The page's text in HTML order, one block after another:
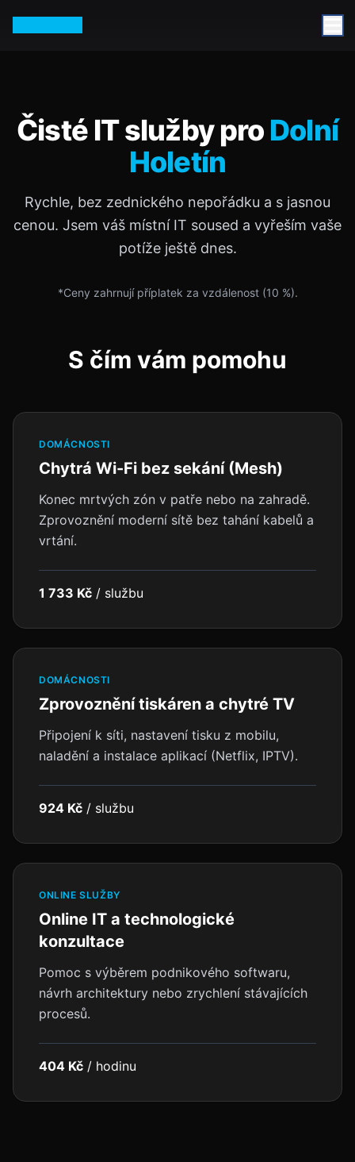
Čisté IT služby pro Dolní
Holetín
Rychle, bez zednického nepořádku a s jasnou
cenou. Jsem váš místní IT soused a vyřeším vaše
potíže ještě dnes.
*Ceny zahrnují příplatek za vzdálenost (10 %).
S čím vám pomohu
DOMÁCNOSTI
Chytrá Wi-Fi bez sekání (Mesh)
Konec mrtvých zón v patře nebo na zahradě.
Zprovoznění moderní sítě bez tahání kabelů a
vrtání.
1 733 Kč / službu
DOMÁCNOSTI
Zprovoznění tiskáren a chytré TV
Připojení k síti, nastavení tisku z mobilu,
naladění a instalace aplikací (Netflix, IPTV).
924 Kč / službu
ONLINE SLUŽBY
Online IT a technologické
konzultace
Pomoc s výběrem podnikového softwaru,
návrh architektury nebo zrychlení stávajících
procesů.
404 Kč / hodinu